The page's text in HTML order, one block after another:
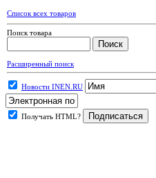
Список всех товаров
Поиск товара
Расширенный поиск
Новости INEN.RU
Получать HTML?